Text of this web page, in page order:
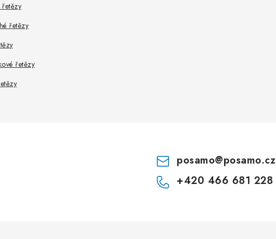
řetězy
řetězy
posamo@posamo.cz
+420 466 681 228